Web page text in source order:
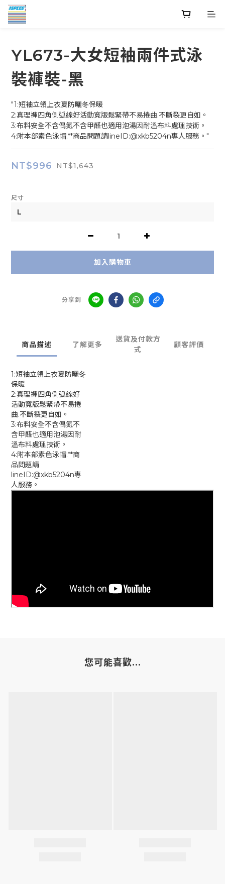
YL673-大女短袖兩件式泳
裝褲裝-黑
"1:短袖立領上衣夏防曬冬保暖
2:真理褲四角側弧線好活動寬版鬆緊帶不易捲曲.不斷裂更自如。
3:布料安全不含偶氮不含甲醛也適用泡湯因耐溫布料處理技術。
4:附本部素色泳帽.**商品問題請lineID:@xkb5204n專人服務。"
NT$996 NT$1,643
尺寸
加入購物車
分享到
商品描述 了解更多
送貨及付款方
式
顧客評價
1:短袖立領上衣夏防曬冬
保暖
2:真理褲四角側弧線好
活動寬版鬆緊帶不易捲
曲.不斷裂更自如。
3:布料安全不含偶氮不
含甲醛也適用泡湯因耐
溫布料處理技術。
4:附本部素色泳帽.**商
品問題請
lineID:@xkb5204n專
人服務。
您可能喜歡...